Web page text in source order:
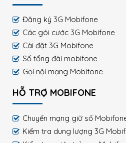
Đăng ký 3G Mobifone
Các gói cước 3G Mobifone
Cài đặt 3G Mobifone
Số tổng đài mobifone
Gọi nội mạng Mobifone
HỖ TRỢ MOBIFONE
Chuyển mạng giữ số
Kiểm tra dung lượng 3G